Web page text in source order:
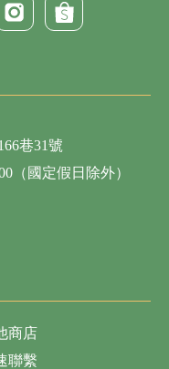
巷31號
（國定假日除外）
商店
聯繫